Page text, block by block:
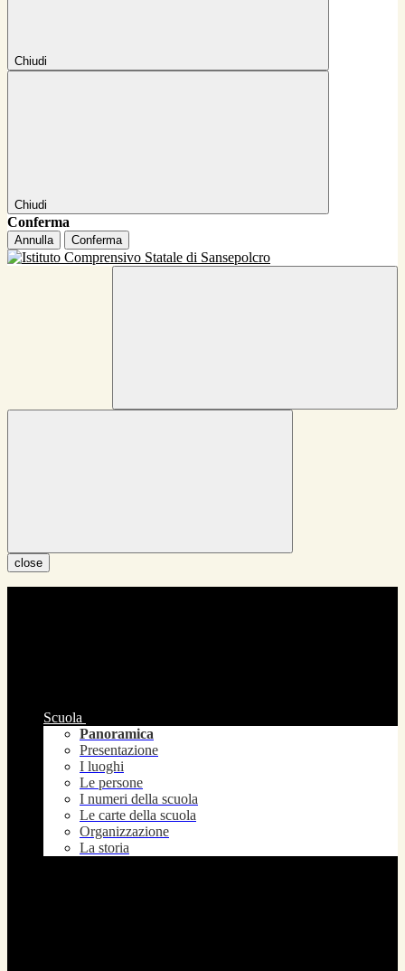
Chiudi
Chiudi
Conferma
Annulla Conferma
close
Scuola
Panoramica
Presentazione
I luoghi
Le persone
I numeri della scuola
Le carte della scuola
Organizzazione
La storia